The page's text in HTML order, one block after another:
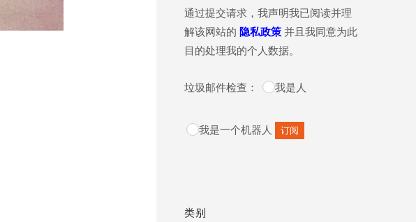
通过提交请求，我声明我已阅读并理
解该网站的 隐私政策 并且我同意为此
目的处理我的个人数据。
垃圾邮件检查： 我是人
我是一个机器人
类别